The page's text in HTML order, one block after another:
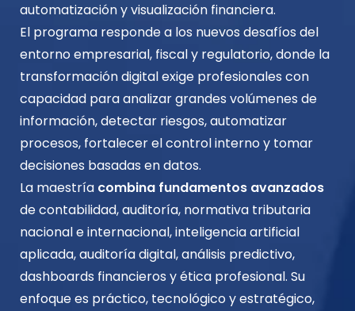
automatización y visualización financiera.
El programa responde a los nuevos desafíos del
entorno empresarial, fiscal y regulatorio, donde la
transformación digital exige profesionales con
capacidad para analizar grandes volúmenes de
información, detectar riesgos, automatizar
procesos, fortalecer el control interno y tomar
decisiones basadas en datos.
La maestría combina fundamentos avanzados
de contabilidad, auditoría, normativa tributaria
nacional e internacional, inteligencia artificial
aplicada, auditoría digital, análisis predictivo,
dashboards financieros y ética profesional. Su
enfoque es práctico, tecnológico y estratégico,